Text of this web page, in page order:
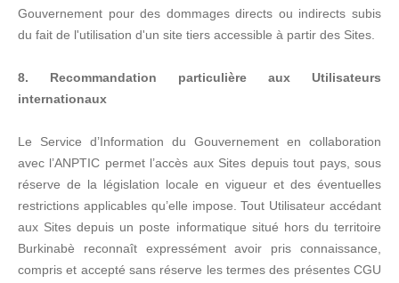
Gouvernement pour des dommages directs ou indirects subis
du fait de l'utilisation d'un site tiers accessible à partir des Sites.
8. Recommandation particulière aux Utilisateurs
internationaux
Le Service d’Information du Gouvernement en collaboration
avec l’ANPTIC permet l’accès aux Sites depuis tout pays, sous
réserve de la législation locale en vigueur et des éventuelles
restrictions applicables qu’elle impose. Tout Utilisateur accédant
aux Sites depuis un poste informatique situé hors du territoire
Burkinabè reconnaît expressément avoir pris connaissance,
compris et accepté sans réserve les termes des présentes CGU